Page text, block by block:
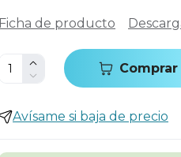
Ficha de producto
Comprar
Avísame si baja de precio